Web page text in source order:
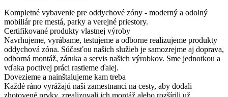
Kompletné vybavenie pre oddychové zóny - moderný a odolný
mobiliár pre mestá, parky a verejné priestory.
Certifikované produkty vlastnej výroby
Navrhujeme, vyrábame, testujeme a odborne realizujeme produkty
oddychová zóna. Súčasťou našich služieb je samozrejme aj doprava,
odborná montáž, záruka a servis našich výrobkov. Sme jednotkou a
vďaka poctivej práci rastieme ďalej.
Dovezieme a nainštalujeme kam treba
Každé ráno vyrážajú naši zamestnanci na cesty, aby dodali
zhotovené prvky, zrealizovali ich montáž alebo rozšírili už